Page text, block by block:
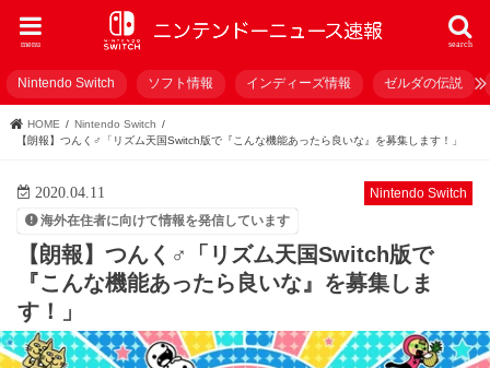
search
menu
Nintendo Switch ソフト情報 インディーズ情報 ゼルダの伝説
HOME
Nintendo Switch
【朗報】つんく♂「リズム天国Switch版で『こんな機能あったら良いな』を募集します！」
Nintendo Switch
2020.04.11
海外在住者に向けて情報を発信しています
【朗報】つんく♂「リズム天国Switch版で
『こんな機能あったら良いな』を募集しま
す！」